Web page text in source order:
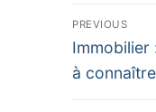
de
PREVIOUS
Previous
post:
Immobilier
à